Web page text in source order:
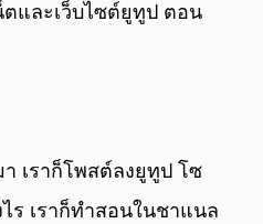
ตและเว็บไซต์ยูทูป ตอน
เราก็โพสต์ลงยูทูป โซ
ร เราก็ทําสอนในชาแนล